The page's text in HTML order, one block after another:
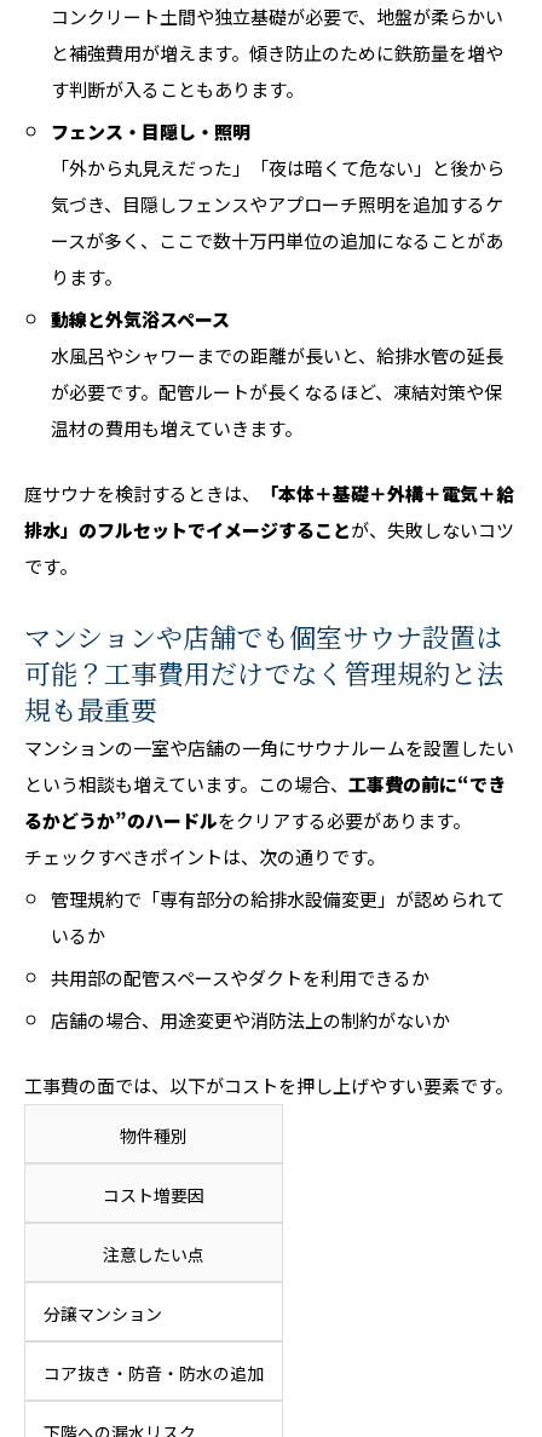
コンクリート土間や独立基礎が必要で、地盤が柔らかい
と補強費用が増えます。傾き防止のために鉄筋量を増や
す判断が入ることもあります。
フェンス・目隠し・照明
「外から丸見えだった」「夜は暗くて危ない」と後から
気づき、目隠しフェンスやアプローチ照明を追加するケ
ースが多く、ここで数十万円単位の追加になることがあ
ります。
動線と外気浴スペース
水風呂やシャワーまでの距離が長いと、給排水管の延長
が必要です。配管ルートが長くなるほど、凍結対策や保
温材の費用も増えていきます。
庭サウナを検討するときは、
「本体＋基礎＋外構＋電気＋給
排水」のフルセットでイメージすることが、失敗しないコツ
です。
マンションや店舗でも個室サウナ設置は
可能？工事費用だけでなく管理規約と法
規も最重要
マンションの一室や店舗の一角にサウナルームを設置したい
という相談も増えています。この場合、 工事費の前に“でき
るかどうか”のハードルをクリアする必要があります。
チェックすべきポイントは、次の通りです。
管理規約で「専有部分の給排水設備変更」が認められて
いるか
共用部の配管スペースやダクトを利用できるか
店舗の場合、用途変更や消防法上の制約がないか
工事費の面では、以下がコストを押し上げやすい要素です。
物件種別
コスト増要因
注意したい点
分譲マンション
コア抜き・防音・防水の追加
下階への漏水リスク